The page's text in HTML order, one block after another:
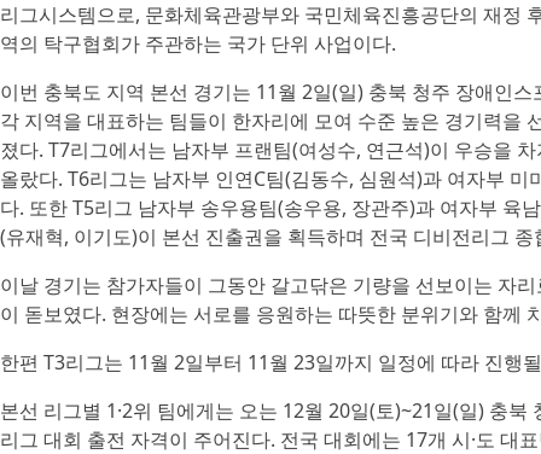
리그시스템으로, 문화체육관광부와 국민체육진흥공단의 재정
역의 탁구협회가 주관하는 국가 단위 사업이다.
이번 충북도 지역 본선 경기는 11월 2일(일) 충북 청주 장애인
각 지역을 대표하는 팀들이 한자리에 모여 수준 높은 경기력을
졌다. T7리그에서는 남자부 프랜팀(여성수, 연근석)이 우승을
올랐다. T6리그는 남자부 인연C팀(김동수, 심원석)과 여자부
다. 또한 T5리그 남자부 송우용팀(송우용, 장관주)과 여자부 육
(유재혁, 이기도)이 본선 진출권을 획득하며 전국 디비전리그
이날 경기는 참가자들이 그동안 갈고닦은 기량을 선보이는 자
이 돋보였다. 현장에는 서로를 응원하는 따뜻한 분위기와 함께
한편 T3리그는 11월 2일부터 11월 23일까지 일정에 따라 진행
본선 리그별 1·2위 팀에게는 오는 12월 20일(토)~21일(일) 충
리그 대회 출전 자격이 주어진다. 전국 대회에는 17개 시·도 대